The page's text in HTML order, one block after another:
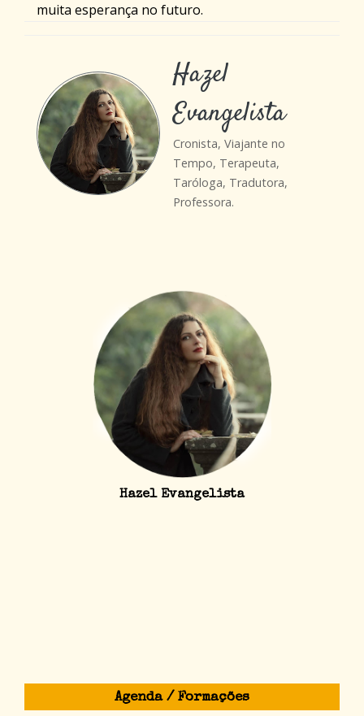
muita esperança no futuro.
Hazel
Evangelista
Cronista, Viajante no
Tempo, Terapeuta,
Taróloga, Tradutora,
Professora.
Hazel Evangelista
Agenda / Formações